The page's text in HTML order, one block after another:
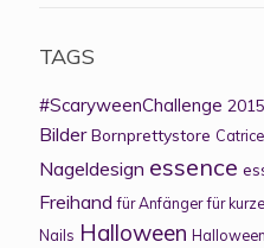
TAGS
#ScaryweenChallenge 2015
Bilder Bornprettystore Catrice
Nageldesign essence
Freihand für Anfänger für
Nails Halloween